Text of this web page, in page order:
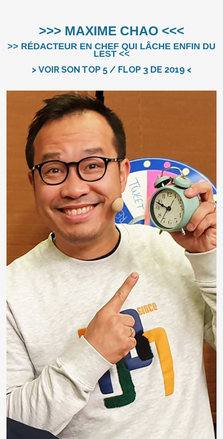
>>> MAXIME CHAO <<<
>> RÉDACTEUR EN CHEF QUI LÂCHE ENFIN DU
LEST <<
> VOIR SON TOP 5 / FLOP 3 DE 2019 <